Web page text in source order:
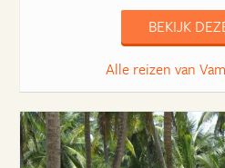
BEKIJK
Alle reizen van